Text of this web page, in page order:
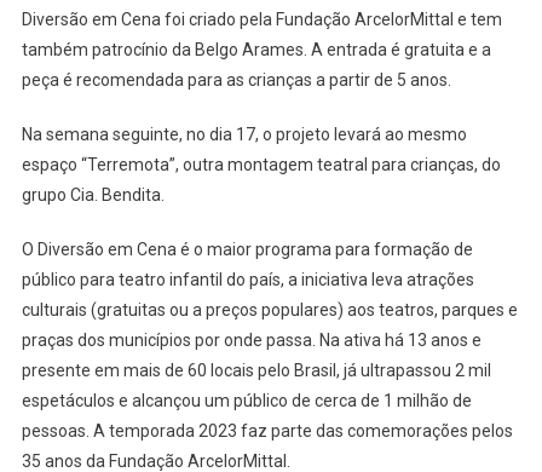
Insetos’
Em
Diversão em Cena foi criado pela Fundação ArcelorMittal e tem
também patrocínio da Belgo Arames. A entrada é gratuita e a
peça é recomendada para as crianças a partir de 5 anos.
Na semana seguinte, no dia 17, o projeto levará ao mesmo
espaço “Terremota”, outra montagem teatral para crianças, do
grupo Cia. Bendita.
O Diversão em Cena é o maior programa para formação de
público para teatro infantil do país, a iniciativa leva atrações
culturais (gratuitas ou a preços populares) aos teatros, parques e
praças dos municípios por onde passa. Na ativa há 13 anos e
presente em mais de 60 locais pelo Brasil, já ultrapassou 2 mil
espetáculos e alcançou um público de cerca de 1 milhão de
pessoas. A temporada 2023 faz parte das comemorações pelos
35 anos da Fundação ArcelorMittal.